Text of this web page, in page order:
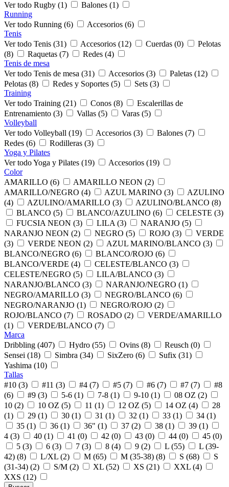
Ver todo Rugby (1)
Balones (1)
Running
Ver todo Running (6)
Accesorios (6)
Tenis
Ver todo Tenis (31)
Accesorios (12) Cuerdas (0)
Pelotas
(8)
Raquetas (7)
Redes (4)
Tenis de mesa
Ver todo Tenis de mesa (31)
Accesorios (3)
Paletas (12)
Pelotas (8)
Redes y Soportes (5)
Sets (3)
Training
Ver todo Training (21)
Conos (8)
Escalerillas de
Entrenamiento (3)
Vallas (5)
Varas (5)
Volleyball
Ver todo Volleyball (19)
Accesorios (3)
Balones (7)
Redes (6)
Rodilleras (3)
Yoga y Pilates
Ver todo Yoga y Pilates (19)
Accesorios (19)
Color
AMARILLO (6)
AMARILLO NEON (2)
AMARILLO/NEGRO (4)
AZUL MARINO (3)
AZULINO
(4)
AZULINO/AMARILLO (3)
AZULINO/BLANCO (8)
BLANCO (5)
BLANCO/AZULINO (6)
CELESTE (3)
FUCSIA NEON (3)
LILA (3)
NARANJO (5)
NARANJO NEON (2)
NEGRO (5) ROJO (3)
VERDE
(3)
VERDE NEON (2)
AZUL MARINO/BLANCO (3)
BLANCO/NEGRO (6)
BLANCO/ROJO (6)
BLANCO/VERDE (4)
CELESTE/BLANCO (3)
CELESTE/NEGRO (5)
LILA/BLANCO (3)
NARANJO/BLANCO (3)
NARANJO/NEGRO (1)
NEGRO/AMARILLO (3)
NEGRO/BLANCO (6)
NEGRO/NARANJO (1)
NEGRO/ROJO (2)
ROJO/BLANCO (7)
ROSADO (2)
VERDE/AMARILLO
(1)
VERDE/BLANCO (7)
Marca
Dribbling (407)
Hydro (55) Ovins (8)
Reusch (0)
Sensei (18)
Simbra (34) SixZero (6)
Sufix (31)
Yashima (10)
Tallas
#10 (3)
#11 (3) #4 (7) #5 (7) #6 (7) #7 (7)
#8
(6)
#9 (3) 5-6 (1) 7-8 (1) 9-10 (1)
08 OZ (2)
10 (2)
10 OZ (5) 11 (1) 12 OZ (5) 14 OZ (4)
28
(1)
29 (1) 30 (1) 31 (1) 32 (1) 33 (1)
34 (1)
35 (1)
36 (1) 36" (1) 37 (2) 38 (1)
39 (1)
4 (3)
40 (1) 41 (0) 42 (0) 43 (0) 44 (0)
45 (0)
5 (3)
6 (3) 7 (3) 8 (4) 9 (2) L (55)
L (39-
42) (8)
L/XL (2) M (65) M (35-38) (8) S (68)
S
(31-34) (2)
S/M (2) XL (52) XS (21)
XXL (4)
XXS (12)